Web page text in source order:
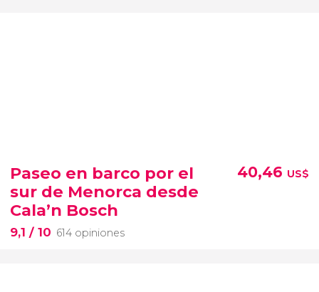
Paseo en barco por el
sur de Menorca desde
Cala’n Bosch
9,1 / 10 614 opiniones
40,46 US$